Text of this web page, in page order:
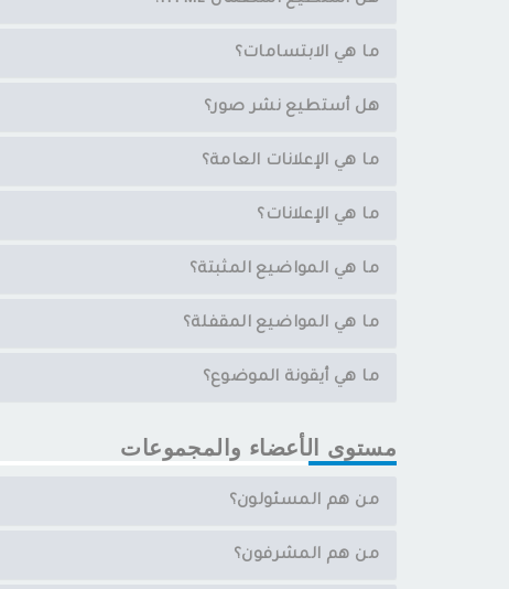
ما هي الابتسامات؟
هل أستطيع نشر صور؟
ما هي الإعلانات العامة؟
ما هي الإعلانات؟
ما هي المواضيع المثبتة؟
ما هي المواضيع المقفلة؟
ما هي أيقونة الموضوع؟
مستوى الأعضاء والمجموعات
من هم المسئولون؟
من هم المشرفون؟